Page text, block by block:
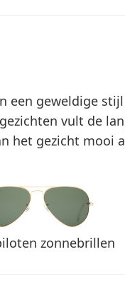
een geweldige stijl
vult de
het gezicht mooi
zonnebrillen